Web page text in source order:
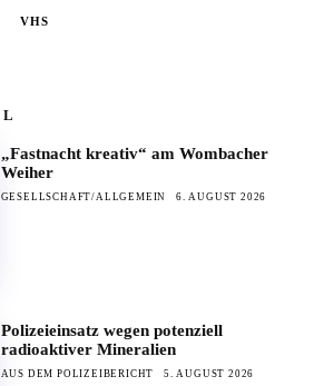
VHS
„Fastnacht kreativ“ am Wombacher
Weiher
GESELLSCHAFT/ALLGEMEIN 6. AUGUST 2026
Polizeieinsatz wegen potenziell
radioaktiver Mineralien
AUS DEM POLIZEIBERICHT 5. AUGUST 2026